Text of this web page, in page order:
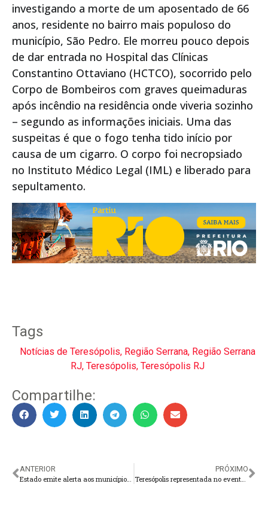
investigando a morte de um aposentado de 66
anos, residente no bairro mais populoso do
município, São Pedro. Ele morreu pouco depois
de dar entrada no Hospital das Clínicas
Constantino Ottaviano (HCTCO), socorrido pelo
Corpo de Bombeiros com graves queimaduras
após incêndio na residência onde viveria sozinho
– segundo as informações iniciais. Uma das
suspeitas é que o fogo tenha tido início por
causa de um cigarro. O corpo foi necropsiado
no Instituto Médico Legal (IML) e liberado para
sepultamento.
Tags
Notícias de Teresópolis, Região Serrana, Região Serrana
RJ, Teresópolis, Teresópolis RJ
Compartilhe:
ANTERIOR
PRÓXIMO